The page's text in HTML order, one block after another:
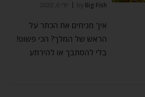
by Big Fish יולי 6, 2020
איך מניחים את הכתר על
הראש של המלך? הכי פשוט!
בלי להסתבך או להירתע